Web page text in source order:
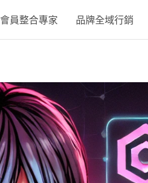
會員整合專家 品牌全域行銷